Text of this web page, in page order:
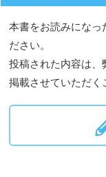
本書をお読みになっ
ださい。
投稿された内容は、
掲載させていただく